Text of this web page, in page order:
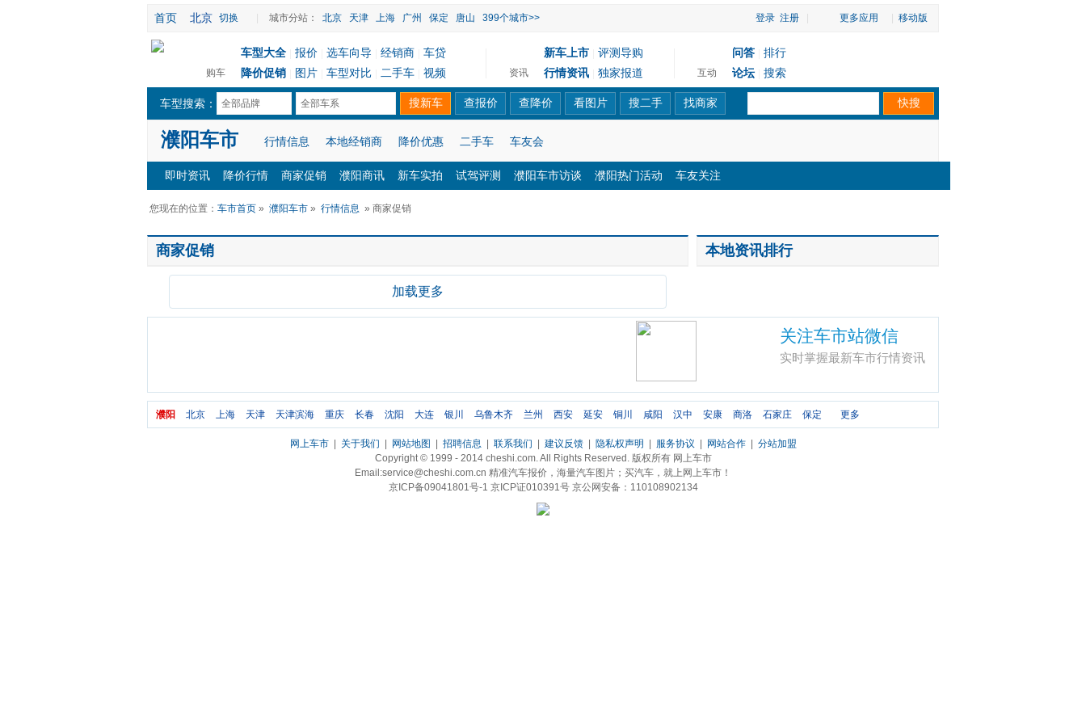
首页 北京 切换 城市分站： 北京 天津 上海 广州 保定 唐山 399个城市>> 移动版
更多应用
登录 注册
购车
车型大全 报价 选车向导 经销商
车贷
降价促销
图片 车型对比 二手车 视频 资讯
新车上市
评测导购
行情资讯
独家报道 互动
问答
排行
论坛
搜索
车型搜索： 全部品牌 全部车系
濮阳车市 行情信息 本地经销商 降价优惠 二手车 车友会
即时资讯 降价行情 商家促销 濮阳商讯 新车实拍 试驾评测 濮阳车市访谈 濮阳热门活动 车友关注
您现在的位置： 车市首页 » 濮阳车市 » 行情信息 » 商家促销
商家促销
加载更多
本地资讯排行
关注车市站微信
实时掌握最新车市行情资讯
濮阳 北京 上海 天津 天津滨海 重庆 长春 沈阳 大连 银川 乌鲁木齐 兰州 西安 延安 铜川 咸阳 汉中 安康 商洛 石家庄 保定 更多
网上车市| 关于我们 网站地图 招聘信息 联系我们 建议反馈| 隐私权声明 服务协议 网站合作| 分站加盟
Copyright © 1999 - 2014 cheshi.com. All Rights Reserved. 版权所有 网上车市
Email:service@cheshi.com.cn 精准汽车报价，海量汽车图片；买汽车，就上网上车市！
京ICP备09041801号-1 京ICP证010391号 京公网安备：110108902134